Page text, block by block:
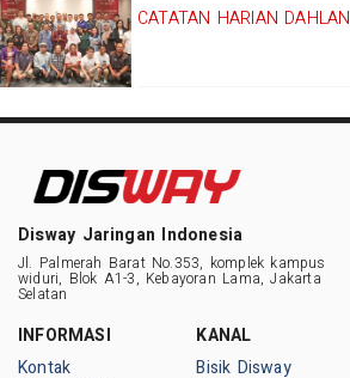
CATATAN HARIAN DAHLAN
Disway Jaringan Indonesia
Jl. Palmerah Barat No.353, komplek kampus
widuri, Blok A1-3, Kebayoran Lama, Jakarta
Selatan
INFORMASI
Kontak
KANAL
Bisik Disway